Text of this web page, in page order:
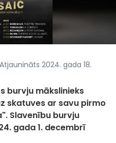
Atjaunināts 2024. gada 18.
burvju mākslinieks
skatuves ar savu pirmo
Slavenību burvju
gada 1. decembrī